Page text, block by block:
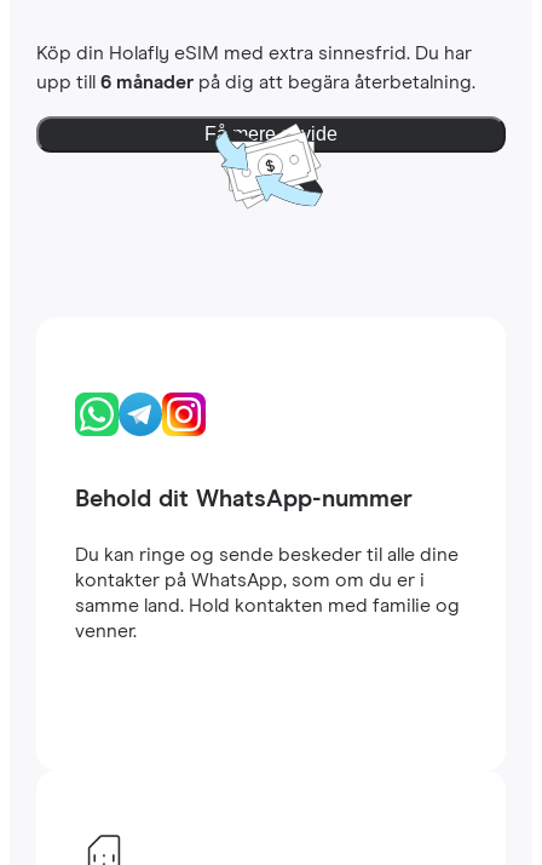
Köp din Holafly eSIM med extra sinnesfrid. Du har
upp till 6 månaderpå dig att begära återbetalning.
Få mere at vide
Behold dit WhatsApp-nummer
Du kan ringe og sende beskeder til alle dine
kontakter på WhatsApp, som om du er i
samme land. Hold kontakten med familie og
venner.